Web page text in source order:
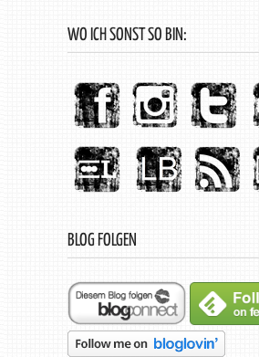
WO ICH SONST SO BIN:
BLOG FOLGEN